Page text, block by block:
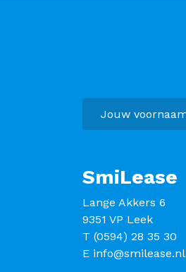
SmiLease
Lange Akkers 6
9351 VP Leek
T (0594) 28 35 30
E info@smilease.nl